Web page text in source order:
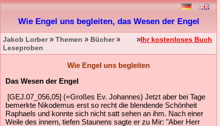
Wie Engel uns begleiten, das Wesen der Engel
» Ihr kostenloses Buch
Jakob Lorber » Themen » Bücher »
Leseproben
Wie Engel uns begleiten
Das Wesen der Engel
[GEJ.07_056,05] (=Großes Ev. Johannes) Jetzt aber bei Tage
bemerkte Nikodemus erst so recht die blendende Schönheit
Raphaels und konnte sich nicht satt sehen an ihm. Nach einer
Weile des innern, tiefen Staunens sagte er zu Mir: "Aber Herr